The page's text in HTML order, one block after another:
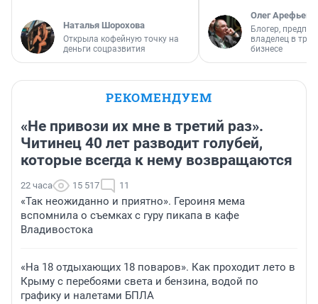
Наталья Шорохова
Открыла кофейную точку на
деньги соцразвития
Олег Арефьев
Блогер,
владелец в
бизнесе
РЕКОМЕНДУЕМ
«Не привози их мне в третий раз».
Читинец 40 лет разводит голубей,
которые всегда к нему возвращаются
22 часа 15 517 11
«Так неожиданно и приятно». Героиня мема
вспомнила о съемках с гуру пикапа в кафе
Владивостока
«На 18 отдыхающих 18 поваров». Как проходит лето в
Крыму с перебоями света и бензина, водой по
графику и налетами БПЛА